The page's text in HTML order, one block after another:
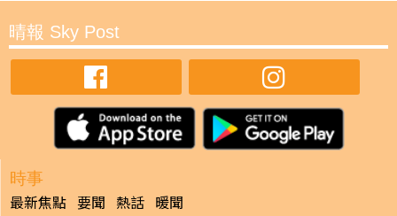
晴報 Sky Post
時事
最新焦點 要聞 熱話 暖聞